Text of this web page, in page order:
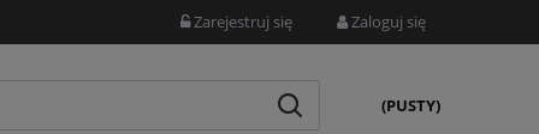
Zarejestruj się Zaloguj się
(PUSTY)